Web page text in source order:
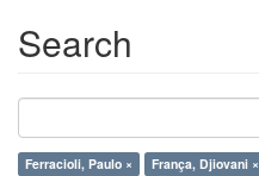
Search
Ferracioli, Paulo × França, Djiovani ×